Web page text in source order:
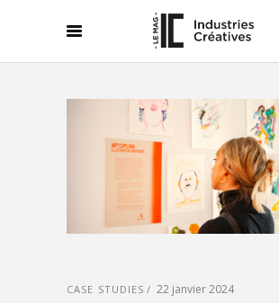
CASE STUDIES 22 janvier 2024